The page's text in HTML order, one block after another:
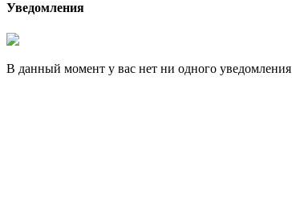
Уведомления
В данный момент у вас нет ни одного уведомления